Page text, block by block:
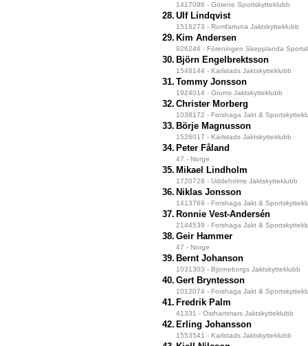
1417096 - Götene Sportskytteklubb
28. Ulf Lindqvist
1516273 - Romfartuna Jaktskytteklubb
29. Kim Andersen
926246 - Föreningen Skepplanda
30. Björn Engelbrektsson
1548144 - Karlstads Jaktskytteklubb
31. Tommy Jonsson
1924014 - Grums Jaktskytteklubb
32. Christer Morberg
1038172 - Forshaga Jakt &
33. Börje Magnusson
1526017 - Karlstads Jaktskytteklubb
34. Peter Fåland
47 - Norge
35. Mikael Lindholm
1720728 - Uddeholms Jaktskytteklubb
36. Niklas Jonsson
1413769 - Forshaga Jakt &
37. Ronnie Vest-Andersén
2144539 - Forshaga Jakt &
38. Geir Hammer
47 - Norge
39. Bernt Johanson
1031303 - Björneborgs Jaktskytteklubb
40. Gert Bryntesson
1012074 - Forshaga Jakt &
41. Fredrik Palm
41331 - Östhammars Jaktskytteklubb
42. Erling Johansson
1553541 - Karlstads Jaktskytteklubb